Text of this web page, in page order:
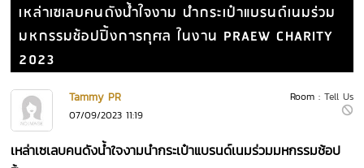
เหล่าเซเลบคนดังน้ำใจงาม นำกระเป๋าแบรนด์เนมร่วม
มหกรรมช้อปปิ้งการกุศล ในงาน PRAEW CHARITY
2023
Room : Tell Us
Tammy PR
07/09/2023 11:19
เหล่าเซเลบคนดังน้ำใจงามนำกระเป๋าแบรนด์เนมร่วมมหกรรมช้อป